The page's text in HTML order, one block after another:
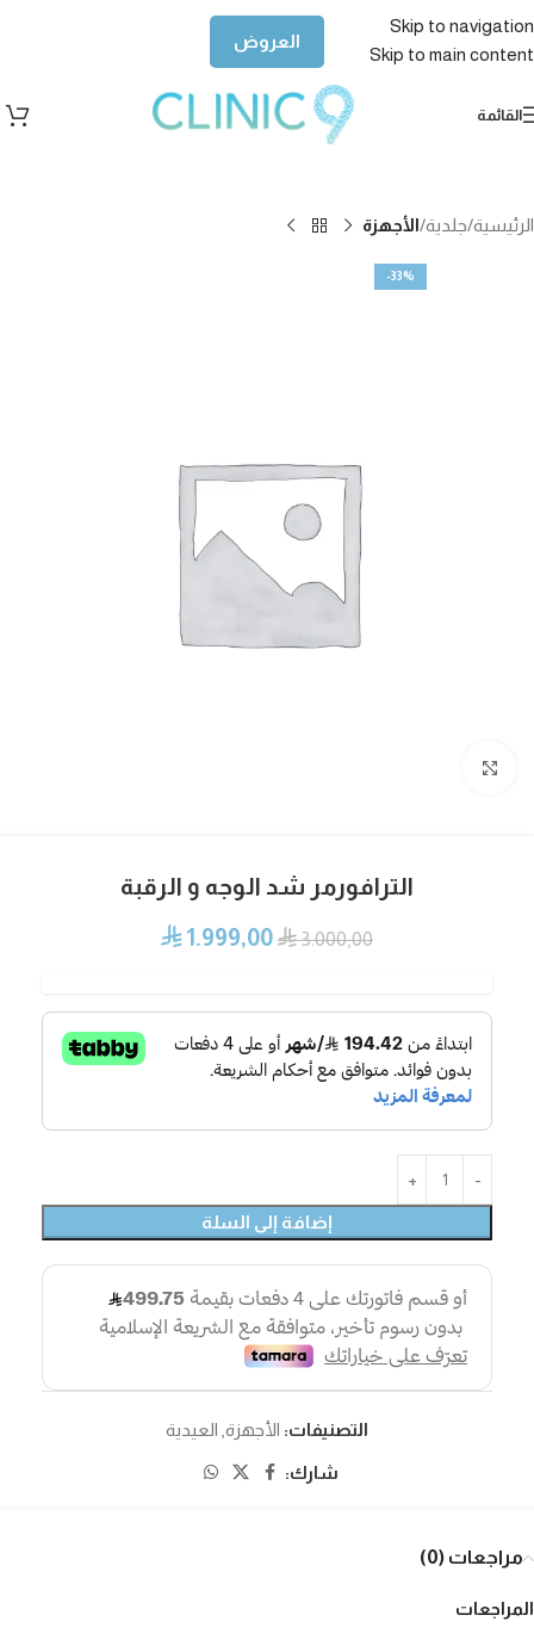
Skip to navigation
Skip to main content
العروض
القائمة
الرئيسية جلدية الأجهزة
-33%
الترافورمر شد الوجه و الرقبة
⃁3.000,00
⃁1.999,00
إضافة إلى السلة
التصنيفات: الأجهزة العيدية
شارك:
مراجعات (0)
المراجعات